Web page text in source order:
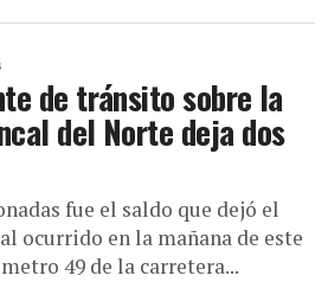
de tránsito sobre la
del Norte deja dos
fue el saldo que dejó el
ocurrido en la mañana de este
49 de la carretera...